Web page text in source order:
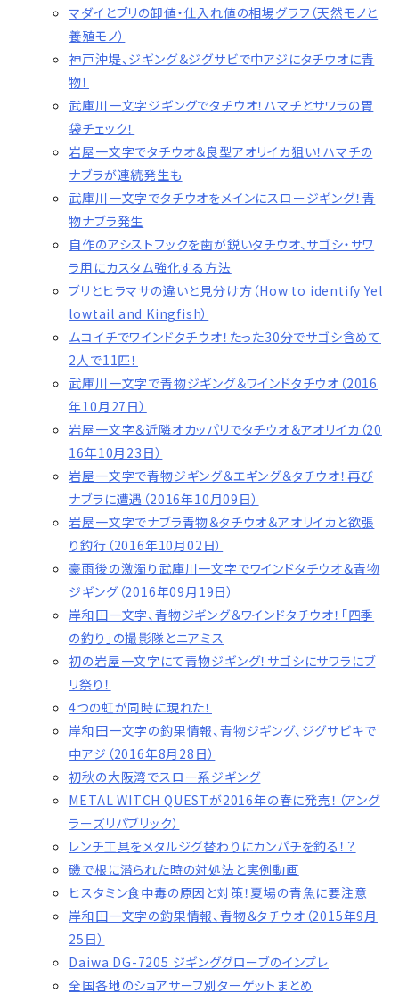
マダイとブリの卸値・仕入れ値の相場グラフ（天然モノと
養殖モノ）
神戸沖堤、ジギング＆ジグサビで中アジにタチウオに青
物！
武庫川一文字ジギングでタチウオ！ハマチとサワラの胃
袋チェック！
岩屋一文字でタチウオ＆良型アオリイカ狙い！ハマチの
ナブラが連続発生も
武庫川一文字でタチウオをメインにスロージギング！青
物ナブラ発生
自作のアシストフックを歯が鋭いタチウオ、サゴシ・サワ
ラ用にカスタム強化する方法
ブリとヒラマサの違いと見分け方（How to identify Yel
lowtail and Kingfish）
ムコイチでワインドタチウオ！たった30分でサゴシ含めて
2人で11匹！
武庫川一文字で青物ジギング＆ワインドタチウオ（2016
年10月27日）
岩屋一文字＆近隣オカッパリでタチウオ＆アオリイカ（20
16年10月23日）
岩屋一文字で青物ジギング＆エギング＆タチウオ！再び
ナブラに遭遇（2016年10月09日）
岩屋一文字でナブラ青物＆タチウオ＆アオリイカと欲張
り釣行（2016年10月02日）
豪雨後の激濁り武庫川一文字でワインドタチウオ＆青物
ジギング（2016年09月19日）
岸和田一文字、青物ジギング＆ワインドタチウオ！「四季
の釣り」の撮影隊とニアミス
初の岩屋一文字にて青物ジギング！サゴシにサワラにブ
リ祭り！
4つの虹が同時に現れた！
岸和田一文字の釣果情報、青物ジギング、ジグサビキで
中アジ（2016年8月28日）
初秋の大阪湾でスロー系ジギング
METAL WITCH QUESTが2016年の春に発売！（アング
ラーズリパブリック）
レンチ工具をメタルジグ替わりにカンパチを釣る！？
磯で根に潜られた時の対処法と実例動画
ヒスタミン食中毒の原因と対策！夏場の青魚に要注意
岸和田一文字の釣果情報、青物＆タチウオ（2015年9月
25日）
Daiwa DG-7205 ジギンググローブのインプレ
全国各地のショアサーフ別ターゲットまとめ